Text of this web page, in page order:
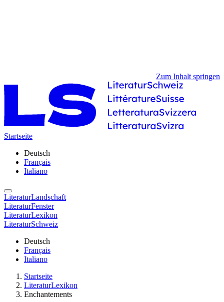
Zum Inhalt springen
Startseite
Deutsch
Français
Italiano
LiteraturLandschaft
LiteraturFenster
LiteraturLexikon
LiteraturSchweiz
Deutsch
Français
Italiano
Startseite
LiteraturLexikon
Enchantements